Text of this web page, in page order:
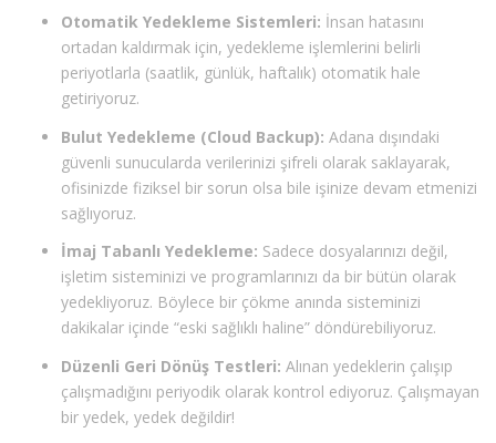
Otomatik Yedekleme Sistemleri: İnsan hatasını
ortadan kaldırmak için, yedekleme işlemlerini belirli
periyotlarla (saatlik, günlük, haftalık) otomatik hale
getiriyoruz.
Bulut Yedekleme (Cloud Backup): Adana dışındaki
güvenli sunucularda verilerinizi şifreli olarak saklayarak,
ofisinizde fiziksel bir sorun olsa bile işinize devam etmenizi
sağlıyoruz.
İmaj Tabanlı Yedekleme: Sadece dosyalarınızı değil,
işletim sisteminizi ve programlarınızı da bir bütün olarak
yedekliyoruz. Böylece bir çökme anında sisteminizi
dakikalar içinde “eski sağlıklı haline” döndürebiliyoruz.
Düzenli Geri Dönüş Testleri: Alınan yedeklerin çalışıp
çalışmadığını periyodik olarak kontrol ediyoruz. Çalışmayan
bir yedek, yedek değildir!